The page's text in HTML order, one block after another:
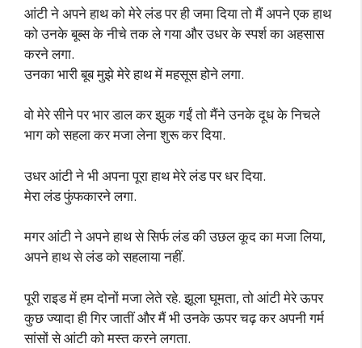
आंटी ने अपने हाथ को मेरे लंड पर ही जमा दिया तो मैं अपने एक हाथ
को उनके बूब्स के नीचे तक ले गया और उधर के स्पर्श का अहसास
करने लगा.
उनका भारी बूब मुझे मेरे हाथ में महसूस होने लगा.
वो मेरे सीने पर भार डाल कर झुक गईं तो मैंने उनके दूध के निचले
भाग को सहला कर मजा लेना शुरू कर दिया.
उधर आंटी ने भी अपना पूरा हाथ मेरे लंड पर धर दिया.
मेरा लंड फुंफकारने लगा.
मगर आंटी ने अपने हाथ से सिर्फ लंड की उछल कूद का मजा लिया,
अपने हाथ से लंड को सहलाया नहीं.
पूरी राइड में हम दोनों मजा लेते रहे. झूला घूमता, तो आंटी मेरे ऊपर
कुछ ज्यादा ही गिर जातीं और मैं भी उनके ऊपर चढ़ कर अपनी गर्म
सांसों से आंटी को मस्त करने लगता.